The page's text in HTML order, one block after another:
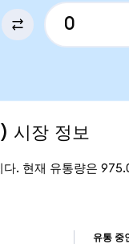
장 정보
. 현재 유통량은
유통 중